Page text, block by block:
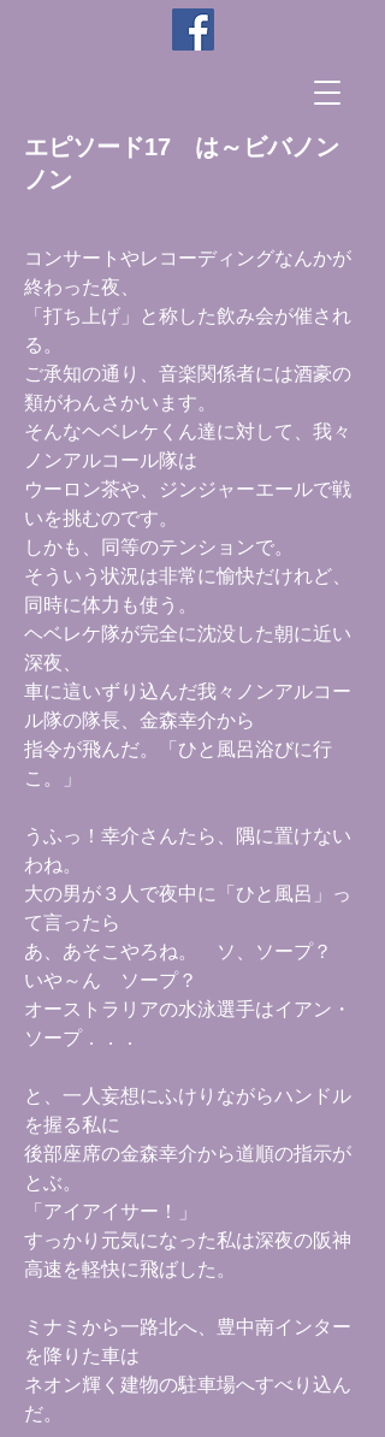
エピソード17 は～ビバノン
ノン
コンサートやレコーディングなんかが
終わった夜、
「打ち上げ」と称した飲み会が催され
る。
ご承知の通り、音楽関係者には酒豪の
類がわんさかいます。
そんなヘベレケくん達に対して、我々
ノンアルコール隊は
ウーロン茶や、ジンジャーエールで戦
いを挑むのです。
しかも、同等のテンションで。
そういう状況は非常に愉快だけれど、
同時に体力も使う。
ヘベレケ隊が完全に沈没した朝に近い
深夜、
車に這いずり込んだ我々ノンアルコー
ル隊の隊長、金森幸介から
指令が飛んだ。「ひと風呂浴びに行
こ。」
うふっ！幸介さんたら、隅に置けない
わね。
大の男が３人で夜中に「ひと風呂」っ
て言ったら
あ、あそこやろね。 ソ、ソープ？
いや～ん ソープ？
オーストラリアの水泳選手はイアン・
ソープ．．．
と、一人妄想にふけりながらハンドル
を握る私に
後部座席の金森幸介から道順の指示が
とぶ。
「アイアイサー！」
すっかり元気になった私は深夜の阪神
高速を軽快に飛ばした。
ミナミから一路北へ、豊中南インター
を降りた車は
ネオン輝く建物の駐車場へすべり込ん
だ。